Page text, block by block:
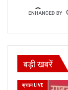
बड़ी खबरें
क्राइम LIVE